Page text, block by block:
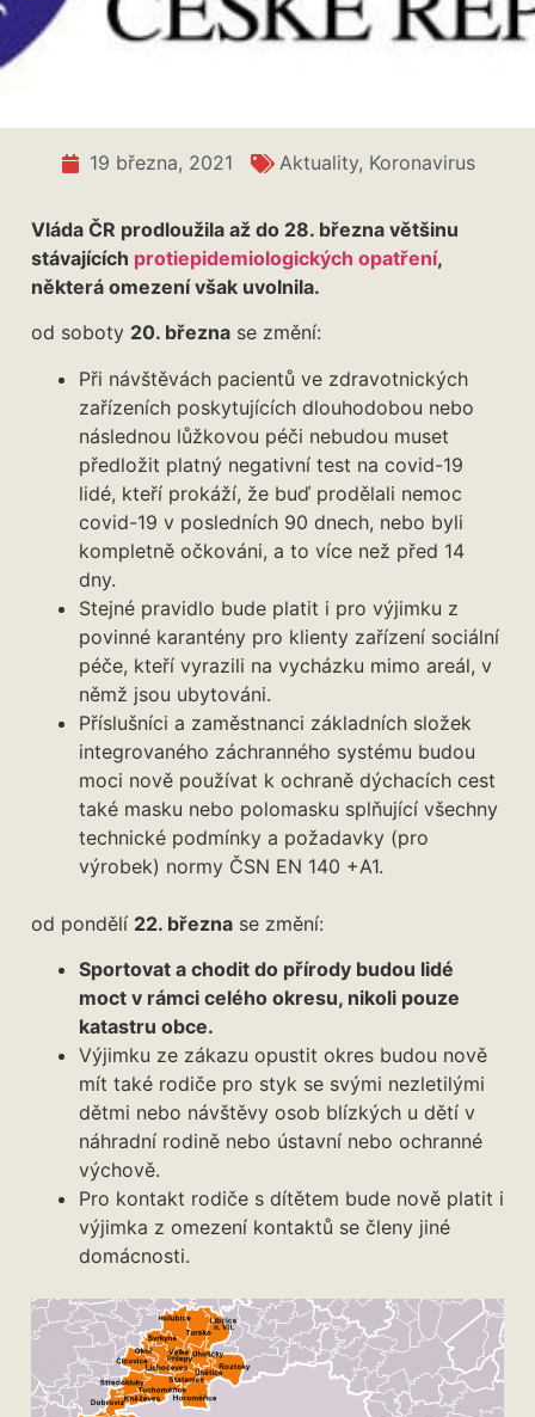
19 března, 2021 Aktuality, Koronavirus
Vláda ČR prodloužila až do 28. března většinu
stávajících protiepidemiologických opatření,
některá omezení však uvolnila.
od soboty 20. března se změní:
Při návštěvách pacientů ve zdravotnických
zařízeních poskytujících dlouhodobou nebo
následnou lůžkovou péči nebudou muset
předložit platný negativní test na covid-19
lidé, kteří prokáží, že buď prodělali nemoc
covid-19 v posledních 90 dnech, nebo byli
kompletně očkováni, a to více než před 14
dny.
Stejné pravidlo bude platit i pro výjimku z
povinné karantény pro klienty zařízení sociální
péče, kteří vyrazili na vycházku mimo areál, v
němž jsou ubytováni.
Příslušníci a zaměstnanci základních složek
integrovaného záchranného systému budou
moci nově používat k ochraně dýchacích cest
také masku nebo polomasku splňující všechny
technické podmínky a požadavky (pro
výrobek) normy ČSN EN 140 +A1.
od pondělí 22. března se změní:
Sportovat a chodit do přírody budou lidé
moct v rámci celého okresu, nikoli pouze
katastru obce.
Výjimku ze zákazu opustit okres budou nově
mít také rodiče pro styk se svými nezletilými
dětmi nebo návštěvy osob blízkých u dětí v
náhradní rodině nebo ústavní nebo ochranné
výchově.
Pro kontakt rodiče s dítětem bude nově platit i
výjimka z omezení kontaktů se členy jiné
domácnosti.